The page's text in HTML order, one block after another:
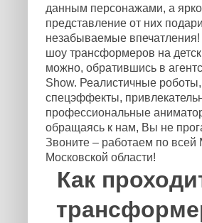
данным персонажами, а
представление от них
незабываемые впечатления!
шоу трансформеров на
можно, обратившись в
Show. Реалистичные
спецэффекты,
профессиональные
обращаясь к нам, Вы не
Звоните – работаем по всей
Московской области!
Как